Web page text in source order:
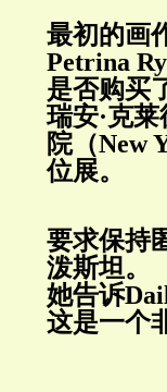
最初的画
Petrina
是否购买
瑞安·克莱
院（New
位展。
要求保持
泼斯坦。
她告诉
这是一个